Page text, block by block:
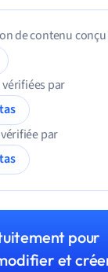
de contenu
par
par
pour
et